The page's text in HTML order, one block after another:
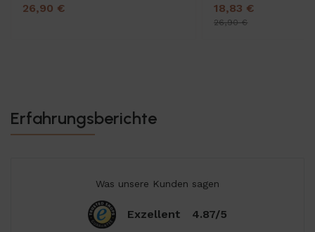
26,90 € 18,83 €
26,90 €
Erfahrungsberichte
Was unsere Kunden sagen
Exzellent 4.87/5